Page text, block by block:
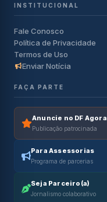
INSTITUCIONAL
Fale Conosco
Política de Privacidade
Termos de Uso
Enviar Notícia
FAÇA PARTE
Anuncie no DF Agora
Publicação patrocinada
Para Assessorias
Programa de parcerias
Seja Parceiro(a)
Jornalismo colaborativo